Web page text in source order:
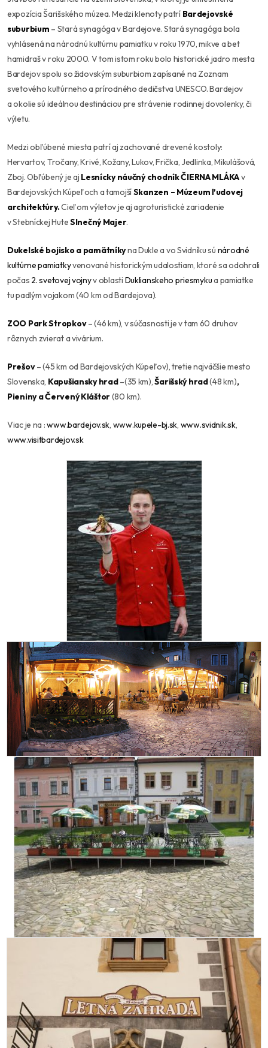
expozícia Šarišského múzea. Medzi klenoty patrí Bardejovské
suburbium – Stará synagóga v Bardejove. Stará synagóga bola
vyhlásená na národnú kultúrnu pamiatku v roku 1970, mikve a bet
hamidraš v roku 2000. V tom istom roku bolo historické jadro mesta
Bardejov spolu so židovským suburbiom zapísané na Zoznam
svetového kultúrneho a prírodného dedičstva UNESCO. Bardejov
a okolie sú ideálnou destináciou pre strávenie rodinnej dovolenky, či
výletu.
Medzi obľúbené miesta patrí aj zachované drevené kostoly:
Hervartov, Tročany, Krivé, Kožany, Lukov, Frička, Jedlinka, Mikulášová,
Zboj. Obľúbený je aj Lesnícky náučný chodník ČIERNA MLÁKAv
Bardejovských Kúpeľoch a tamojšíSkanzen – Múzeum ľudovej
architektúry.Cieľom výletov je aj agroturistické zariadenie
v Stebníckej HuteSlnečný Majer.
Dukelské bojisko a pamätníkyna Dukle a vo Svidníku sú národné
kultúrne pamiatkyvenované historickým udalostiam, ktoré sa odohrali
počas 2. svetovej vojnyv oblasti Duklianskeho priesmykua pamiatke
tu padlým vojakom (40 km od Bardejova).
ZOO Park Stropkov– (46 km), v súčasnosti je v tam 60 druhov
rôznych zvierat a vivárium.
Prešov– (45 km od Bardejovských Kúpeľov), tretie najväčšie mesto
Slovenska, Kapušiansky hrad–(35 km),Šarišský hrad(48 km),
Pieniny a Červený Kláštor(80 km).
Viac je na :www.bardejov.sk, www.kupele-bj.sk, www.svidnik.sk,
www.visitbardejov.sk